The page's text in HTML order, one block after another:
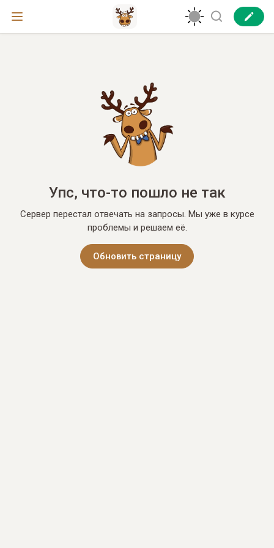
Упс, что-то пошло не так
Сервер перестал отвечать на запросы. Мы уже в курсе
проблемы и решаем её.
Обновить страницу